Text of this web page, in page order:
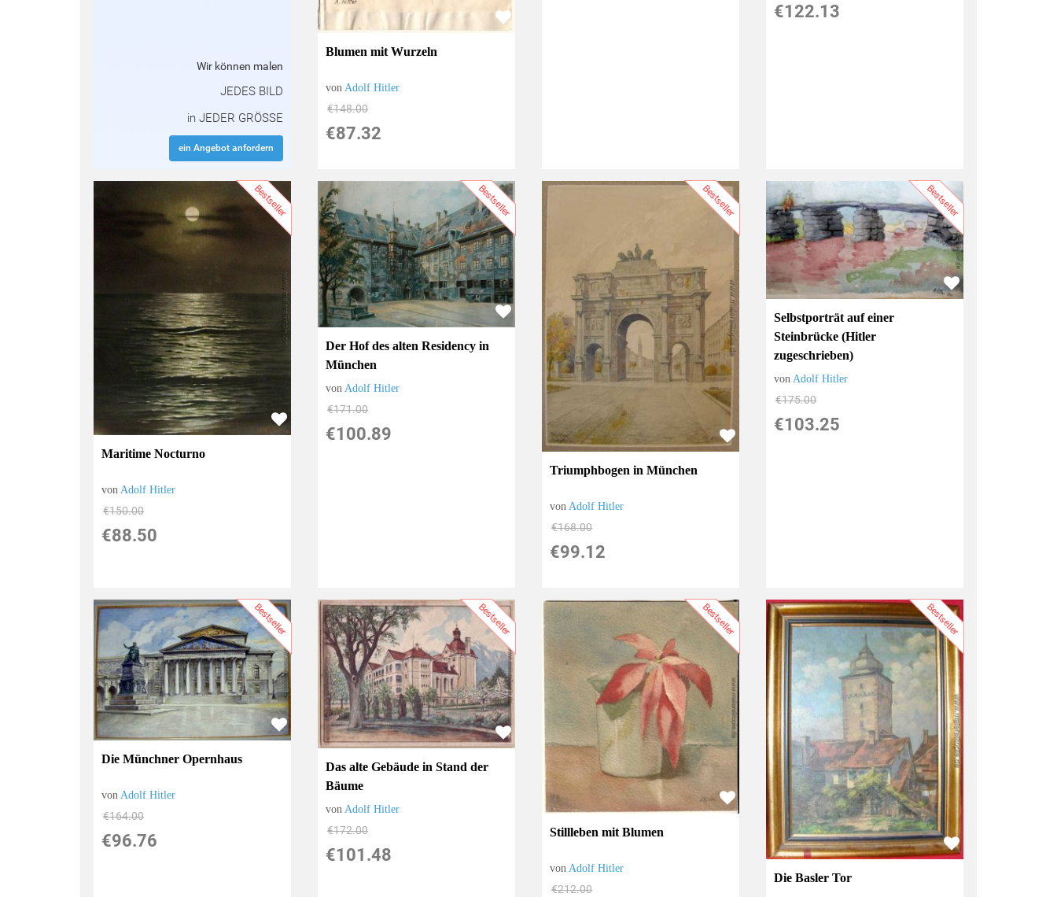
Wir können malen
JEDES BILD
in JEDER GRÖSSE
ein Angebot anfordern
Blumen mit Wurzeln
von Adolf Hitler
€148.00
€87.32
€122.13
Bestseller
Maritime Nocturno
vonAdolf Hitler
€150.00
€88.50
Bestseller
Der Hof des alten Residency in
München
vonAdolf Hitler
€171.00
€100.89
Bestseller
Triumphbogen in München
vonAdolf Hitler
€168.00
€99.12
Bestseller
Selbstporträt auf einer
Steinbrücke (Hitler
zugeschrieben)
von Adolf Hitler
€175.00
€103.25
Bestseller
Die Münchner Opernhaus
vonAdolf Hitler
€164.00
€96.76
Bestseller
Das alte Gebäude in Stand der
Bäume
von Adolf Hitler
€172.00
€101.48
Bestseller
Stillleben mit Blumen
vonAdolf Hitler
€212.00
Bestseller
Die Basler Tor